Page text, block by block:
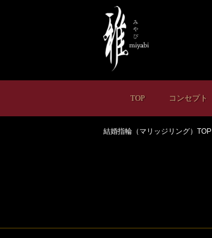
TOP コンセプト
結婚指輪（マリッジリング）TOP